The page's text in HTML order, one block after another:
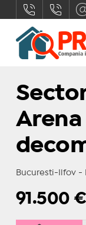
Arena
Bucuresti-Ilfov -
91.500€